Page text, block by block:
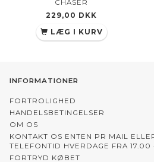
CHASER
229,00 DKK
LÆG I KURV
INFORMATIONER
FORTROLIGHED
HANDELSBETINGELSER
OM OS
KONTAKT OS ENTEN PR MAIL
TELEFONTID HVERDAGE FRA 17.00
FORTRYD KØBET